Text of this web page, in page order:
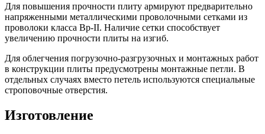
Для повышения прочности плиту армируют предварительно
напряженными металлическими проволочными сетками из
проволоки класса Вр-II. Наличие сетки способствует
увеличению прочности плиты на изгиб.
Для облегчения погрузочно-разгрузочных и монтажных работ
в конструкции плиты предусмотрены монтажные петли. В
отдельных случаях вместо петель используются специальные
строповочные отверстия.
Изготовление